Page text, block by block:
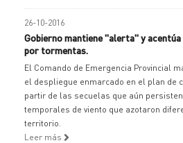
26-10-2016
Gobierno mantiene "alerta" y
por tormentas.
El Comando de Emergencia Provincial
el despliegue enmarcado en el plan de
partir de las secuelas que aún
temporales de viento que azotaron
territorio.
Leer más